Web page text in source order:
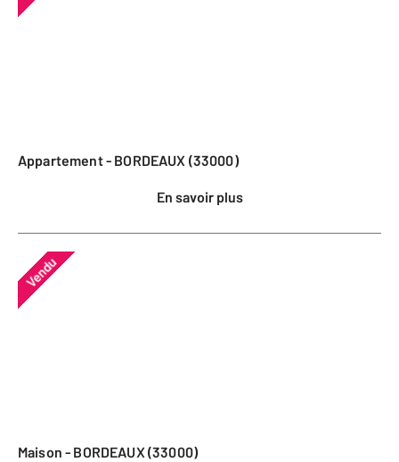
Appartement - BORDEAUX (33000)
En savoir plus
Vendu
Maison - BORDEAUX (33000)